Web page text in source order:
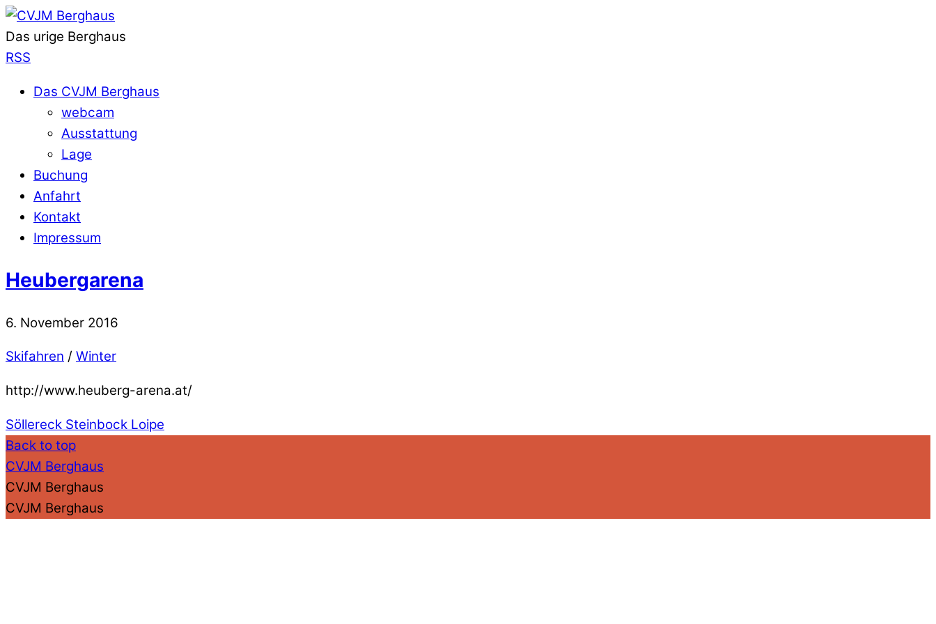
Das urige Berghaus
RSS
Das CVJM Berghaus
webcam
Ausstattung
Lage
Buchung
Anfahrt
Kontakt
Impressum
Heubergarena
6. November 2016
Skifahren / Winter
http://www.heuberg-arena.at/
Söllereck Steinbock Loipe
Back to top
CVJM Berghaus
CVJM Berghaus
CVJM Berghaus